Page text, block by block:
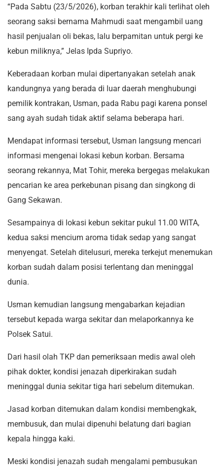
“Pada Sabtu (23/5/2026), korban terakhir kali terlihat oleh
seorang saksi bernama Mahmudi saat mengambil uang
hasil penjualan oli bekas, lalu berpamitan untuk pergi ke
kebun miliknya,” Jelas Ipda Supriyo.
Keberadaan korban mulai dipertanyakan setelah anak
kandungnya yang berada di luar daerah menghubungi
pemilik kontrakan, Usman, pada Rabu pagi karena ponsel
sang ayah sudah tidak aktif selama beberapa hari.
Mendapat informasi tersebut, Usman langsung mencari
informasi mengenai lokasi kebun korban. Bersama
seorang rekannya, Mat Tohir, mereka bergegas melakukan
pencarian ke area perkebunan pisang dan singkong di
Gang Sekawan.
Sesampainya di lokasi kebun sekitar pukul 11.00 WITA,
kedua saksi mencium aroma tidak sedap yang sangat
menyengat. Setelah ditelusuri, mereka terkejut menemukan
korban sudah dalam posisi terlentang dan meninggal
dunia.
Usman kemudian langsung mengabarkan kejadian
tersebut kepada warga sekitar dan melaporkannya ke
Polsek Satui.
Dari hasil olah TKP dan pemeriksaan medis awal oleh
pihak dokter, kondisi jenazah diperkirakan sudah
meninggal dunia sekitar tiga hari sebelum ditemukan.
Jasad korban ditemukan dalam kondisi membengkak,
membusuk, dan mulai dipenuhi belatung dari bagian
kepala hingga kaki.
Meski kondisi jenazah sudah mengalami pembusukan